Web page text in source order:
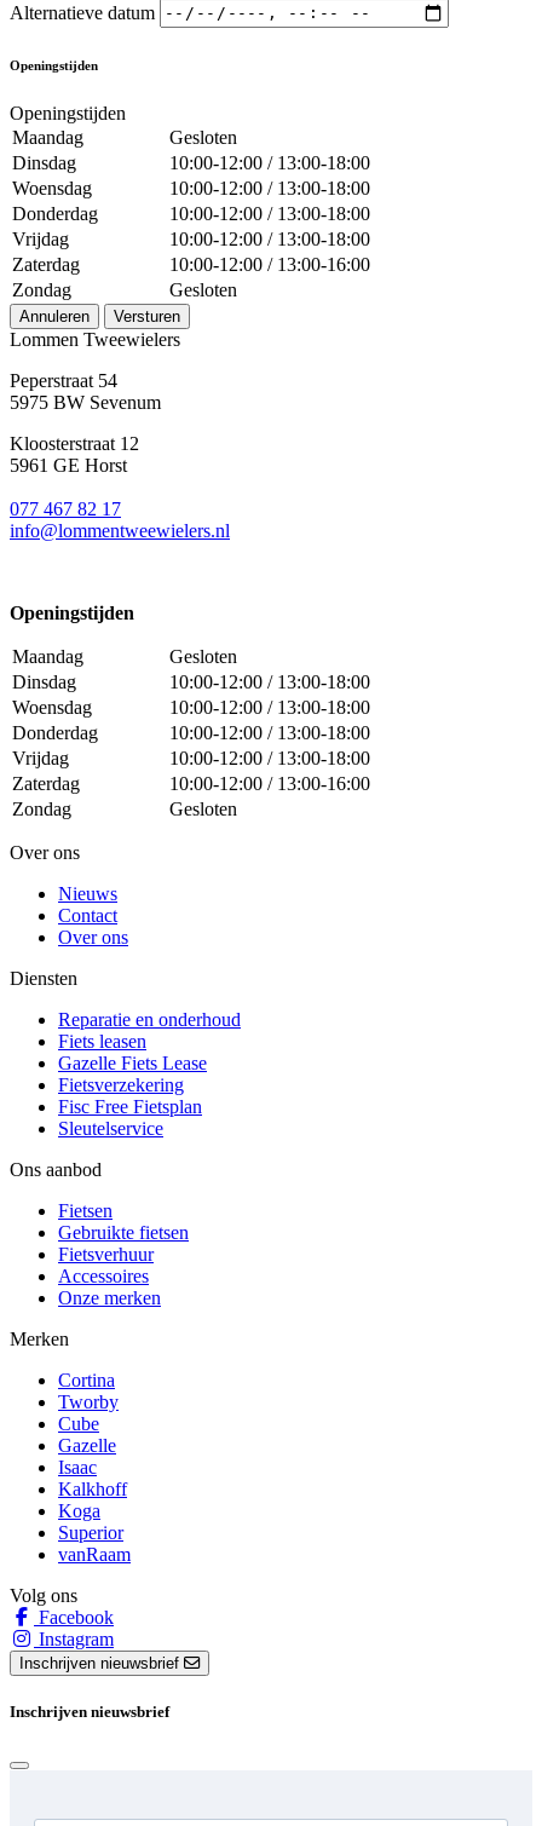
Alternatieve datum
Openingstijden
Openingstijden
Maandag
Gesloten
Dinsdag
10:00-12:00 / 13:00-18:00
Woensdag
10:00-12:00 / 13:00-18:00
Donderdag
10:00-12:00 / 13:00-18:00
Vrijdag
10:00-12:00 / 13:00-18:00
Zaterdag
10:00-12:00 / 13:00-16:00
Zondag
Gesloten
Annuleren Versturen
Lommen Tweewielers
Peperstraat 54
5975 BW Sevenum
Kloosterstraat 12
5961 GE Horst
077 467 82 17
info@lommentweewielers.nl
Openingstijden
Maandag
Gesloten
Dinsdag
10:00-12:00 / 13:00-18:00
Woensdag
10:00-12:00 / 13:00-18:00
Donderdag
10:00-12:00 / 13:00-18:00
Vrijdag
10:00-12:00 / 13:00-18:00
Zaterdag
10:00-12:00 / 13:00-16:00
Zondag
Gesloten
Over ons
Nieuws
Contact
Over ons
Diensten
Reparatie en onderhoud
Fiets leasen
Gazelle Fiets Lease
Fietsverzekering
Fisc Free Fietsplan
Sleutelservice
Ons aanbod
Fietsen
Gebruikte fietsen
Fietsverhuur
Accessoires
Onze merken
Merken
Cortina
Tworby
Cube
Gazelle
Isaac
Kalkhoff
Koga
Superior
vanRaam
Volg ons
Facebook
Instagram
Inschrijven nieuwsbrief
Inschrijven nieuwsbrief